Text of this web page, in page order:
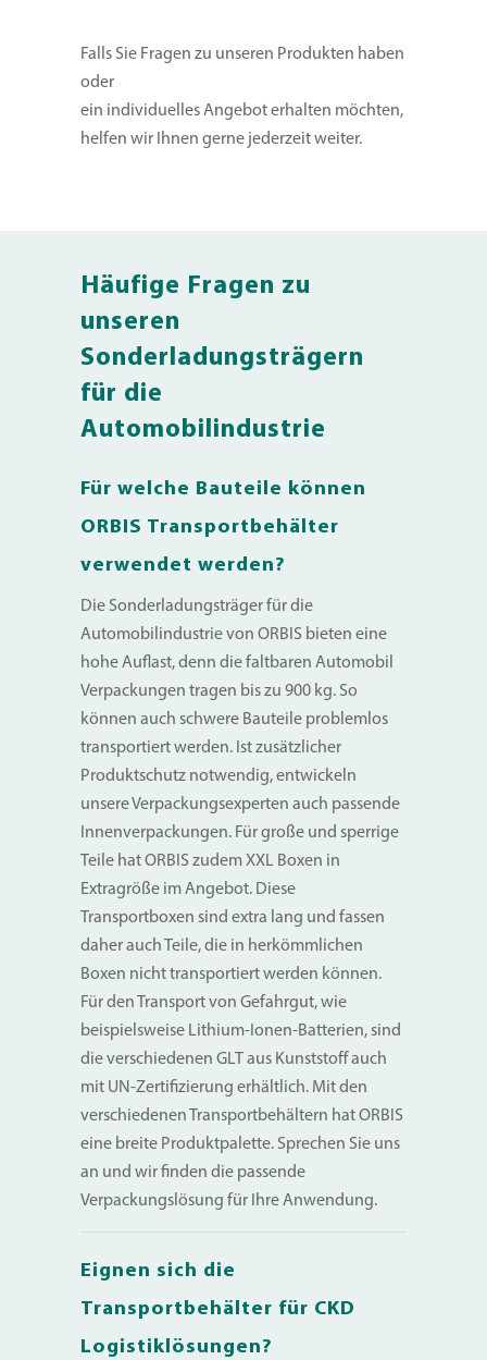
Falls Sie Fragen zu unseren Produkten haben
oder
ein individuelles Angebot erhalten möchten,
helfen wir Ihnen gerne jederzeit weiter.
Häufige Fragen zu
unseren
Sonderladungsträgern
für die
Automobilindustrie
Für welche Bauteile können
ORBIS Transportbehälter
verwendet werden?
Die Sonderladungsträger für die
Automobilindustrie von ORBIS bieten eine
hohe Auflast, denn die faltbaren Automobil
Verpackungen tragen bis zu 900 kg. So
können auch schwere Bauteile problemlos
transportiert werden. Ist zusätzlicher
Produktschutz notwendig, entwickeln
unsere Verpackungsexperten auch passende
Innenverpackungen. Für große und sperrige
Teile hat ORBIS zudem XXL Boxen in
Extragröße im Angebot. Diese
Transportboxen sind extra lang und fassen
daher auch Teile, die in herkömmlichen
Boxen nicht transportiert werden können.
Für den Transport von Gefahrgut, wie
beispielsweise Lithium-Ionen-Batterien, sind
die verschiedenen GLT aus Kunststoff auch
mit UN-Zertifizierung erhältlich. Mit den
verschiedenen Transportbehältern hat ORBIS
eine breite Produktpalette. Sprechen Sie uns
an und wir finden die passende
Verpackungslösung für Ihre Anwendung.
Eignen sich die
Transportbehälter für CKD
Logistiklösungen?